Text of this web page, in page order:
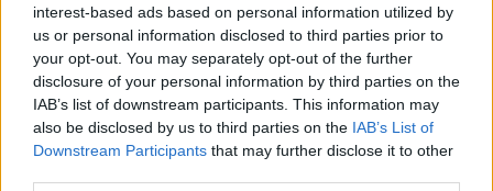
interest-based ads based on personal information utilized by
us or personal information disclosed to third parties prior to
your opt-out. You may separately opt-out of the further
disclosure of your personal information by third parties on the
IAB’s list of downstream participants. This information may
also be disclosed by us to third parties on the IAB’s List of
Downstream Participants that may further disclose it to other